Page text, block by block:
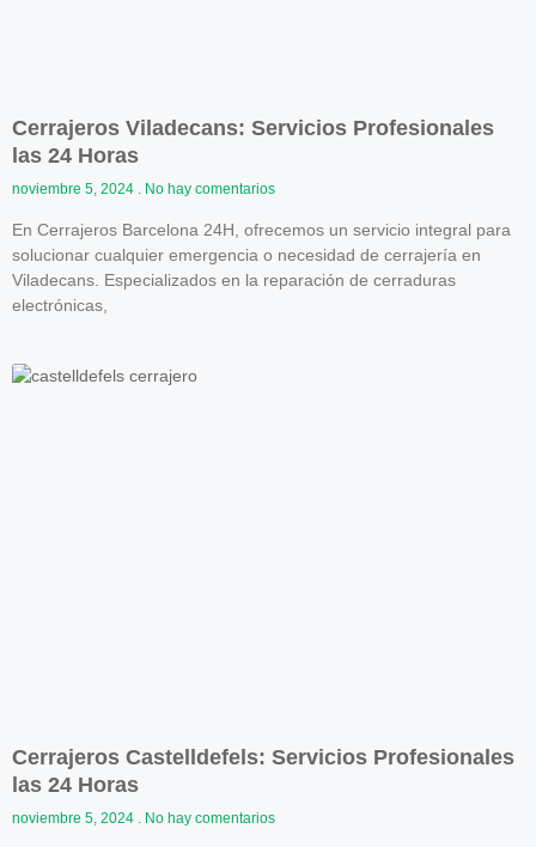
Cerrajeros Viladecans: Servicios Profesionales
las 24 Horas
noviembre 5, 2024 No hay comentarios
En Cerrajeros Barcelona 24H, ofrecemos un servicio integral para
solucionar cualquier emergencia o necesidad de cerrajería en
Viladecans. Especializados en la reparación de cerraduras
electrónicas,
Cerrajeros Castelldefels: Servicios Profesionales
las 24 Horas
noviembre 5, 2024 No hay comentarios